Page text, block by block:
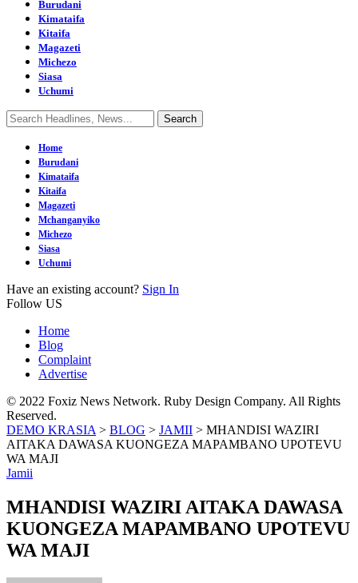
Burudani
Kimataifa
Kitaifa
Magazeti
Michezo
Siasa
Uchumi
Home
Burudani
Kimataifa
Kitaifa
Magazeti
Mchanganyiko
Michezo
Siasa
Uchumi
Have an existing account? Sign In
Follow US
Home
Blog
Complaint
Advertise
© 2022 Foxiz News Network. Ruby Design Company. All Rights
Reserved.
DEMO KRASIA > BLOG > JAMII > MHANDISI WAZIRI
AITAKA DAWASA KUONGEZA MAPAMBANO UPOTEVU
WA MAJI
Jamii
MHANDISI WAZIRI AITAKA DAWASA
KUONGEZA MAPAMBANO UPOTEVU
WA MAJI